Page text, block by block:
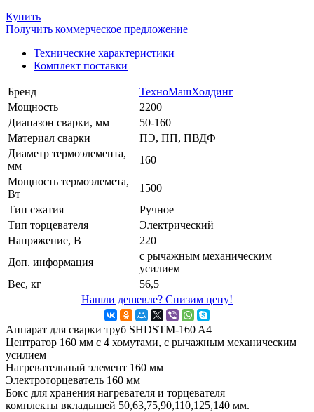
Купить
Получить коммерческое предложение
Технические характеристики
Комплект поставки
Бренд
ТехноМашХолдинг
Мощность
2200
Диапазон сварки, мм
50-160
Материал сварки
ПЭ, ПП, ПВДФ
Диаметр термоэлемента,
мм
160
Мощность термоэлемета,
Вт
1500
Тип сжатия
Ручное
Тип торцевателя
Электрический
Напряжение, В
220
Доп. информация
с рычажным механическим
усилием
Вес, кг
56,5
Нашли дешевле? Снизим цену!
Аппарат для сварки труб SHDSTM-160 A4
Центратор 160 мм с 4 хомутами, с рычажным механическим
усилием
Нагревательный элемент 160 мм
Электроторцеватель 160 мм
Бокс для хранения нагревателя и торцевателя
комплекты вкладышей 50,63,75,90,110,125,140 мм.